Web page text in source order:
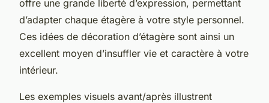
offre une grande liberté d’expression, permettant
d’adapter chaque étagère à votre style personnel.
Ces idées de décoration d’étagère sont ainsi un
excellent moyen d’insuffler vie et caractère à votre
intérieur.
Les exemples visuels avant/après illustrent